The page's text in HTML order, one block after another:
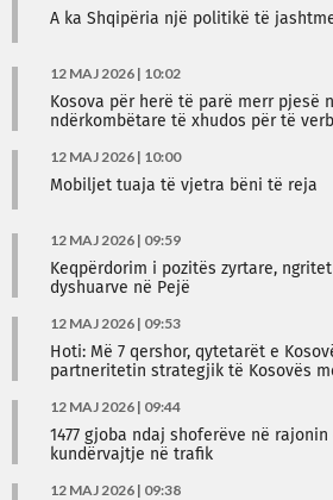
A ka Shqipëria një politikë të
12 MAJ 2026 | 10:02
Kosova për herë të parë merr pjesë
ndërkombëtare të xhudos për të
12 MAJ 2026 | 10:00
Mobiljet tuaja të vjetra bëni të reja
12 MAJ 2026 | 09:59
Keqpërdorim i pozitës zyrtare,
dyshuarve në Pejë
12 MAJ 2026 | 09:53
Hoti: Më 7 qershor, qytetarët e
partneritetin strategjik të Kosovës
12 MAJ 2026 | 09:44
1477 gjoba ndaj shoferëve në
kundërvajtje në trafik
12 MAJ 2026 | 09:38